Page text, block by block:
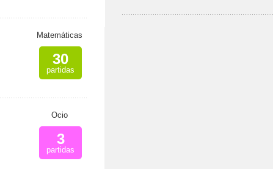
Matemáticas
30
partidas
Ocio
3
partidas